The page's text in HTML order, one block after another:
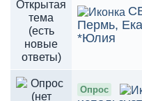
Пермь,
*Юлия
Опрос